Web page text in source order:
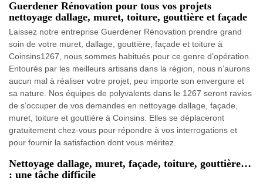
Guerdener Rénovation pour tous vos projets
nettoyage dallage, muret, toiture, gouttière et façade
Laissez notre entreprise Guerdener Rénovation prendre grand
soin de votre muret, dallage, gouttière, façade et toiture à
Coinsins1267, nous sommes habitués pour ce genre d’opération.
Entourés par les meilleurs artisans dans la région, nous n’aurons
aucun mal à réaliser votre projet, peu importe son envergure et
sa nature. Nos équipes de polyvalents dans le 1267 seront ravies
de s’occuper de vos demandes en nettoyage dallage, façade,
muret, toiture et gouttière à Coinsins. Elles se déplaceront
gratuitement chez-vous pour répondre à vos interrogations et
pour fournir la satisfaction dont vous méritez.
Nettoyage dallage, muret, façade, toiture, gouttière…
: une tâche difficile